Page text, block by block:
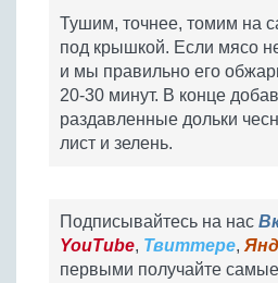
Тушим, точнее, томим на
под крышкой. Если мясо
и мы правильно его
20-30 минут. В конце
раздавленные дольки
лист и зелень.
Подписывайтесь на нас
YouTube, Твиттере,
первыми получайте